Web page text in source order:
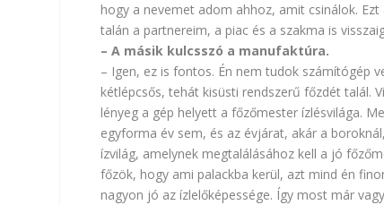
hogy a nevemet adom ahhoz, amit csinálok.
talán a partnereim, a piac és a szakma is
– A másik kulcsszó a manufaktúra.
– Igen, ez is fontos. Én nem tudok számítógép
kétlépcsős, tehát kisüsti rendszerű főzdét talál.
lényeg a gép helyett a főzőmester ízlésvilága.
egyforma év sem, és az évjárat, akár a
ízvilág, amelynek megtalálásához kell a jó
főzök, hogy ami palackba kerül, azt mind én
nagyon jó az ízlelőképessége. Így most már